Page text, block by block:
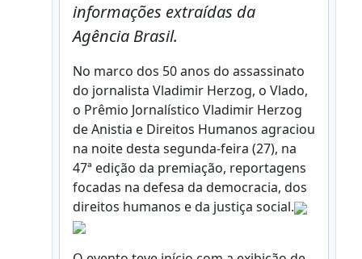
informações extraídas da
Agência Brasil.
No marco dos 50 anos do assassinato
do jornalista Vladimir Herzog, o Vlado,
o Prêmio Jornalístico Vladimir Herzog
de Anistia e Direitos Humanos agraciou
na noite desta segunda-feira (27), na
47ª edição da premiação, reportagens
focadas na defesa da democracia, dos
direitos humanos e da justiça social.